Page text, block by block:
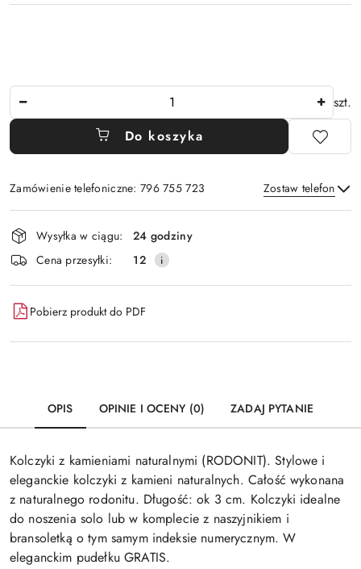
szt.
Do koszyka
Zamówienie telefoniczne: 796 755 723 Zostaw telefon
Wyślij
Dostępność
i
dostawa
Wysyłka w ciągu:
24 godziny
Cena przesyłki:
12
Pobierz produkt do PDF
OPIS OPINIE I OCENY (0) ZADAJ PYTANIE
Kolczyki z kamieniami naturalnymi (RODONIT). Stylowe i
eleganckie kolczyki z kamieni naturalnych. Całość wykonana
z naturalnego rodonitu. Długość: ok 3 cm. Kolczyki idealne
do noszenia solo lub w komplecie z naszyjnikiem i
bransoletką o tym samym indeksie numerycznym. W
eleganckim pudełku GRATIS.